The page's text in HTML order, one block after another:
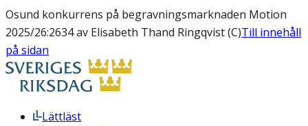
Osund konkurrens på begravningsmarknaden Motion
2025/26:2634 av Elisabeth Thand Ringqvist (C)Till innehåll
på sidan
Lättläst